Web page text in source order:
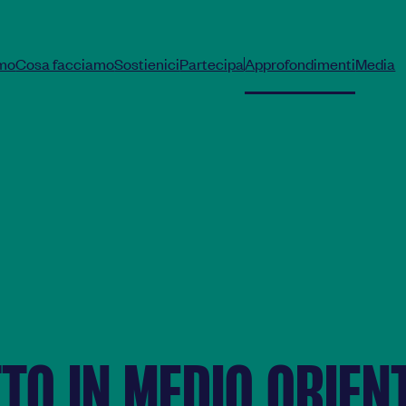
Cosa facciamoSostieniciPartecipa
|
ApprofondimentiMedia